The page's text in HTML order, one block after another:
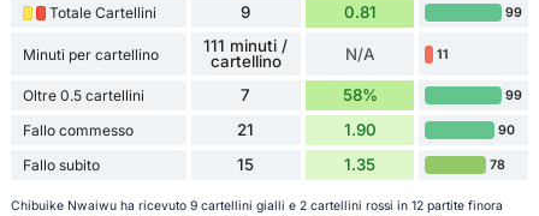
Totale Cartellini 9 0.81 99
Minuti per cartellino
111 minuti /
cartellino
N/A 11
Oltre 0.5 cartellini 7 58% 99
Fallo commesso 21 1.90 90
Fallo subito 15 1.35 78
Chibuike Nwaiwu ha ricevuto 9 cartellini gialli e 2 cartellini rossi in 12 partite finora